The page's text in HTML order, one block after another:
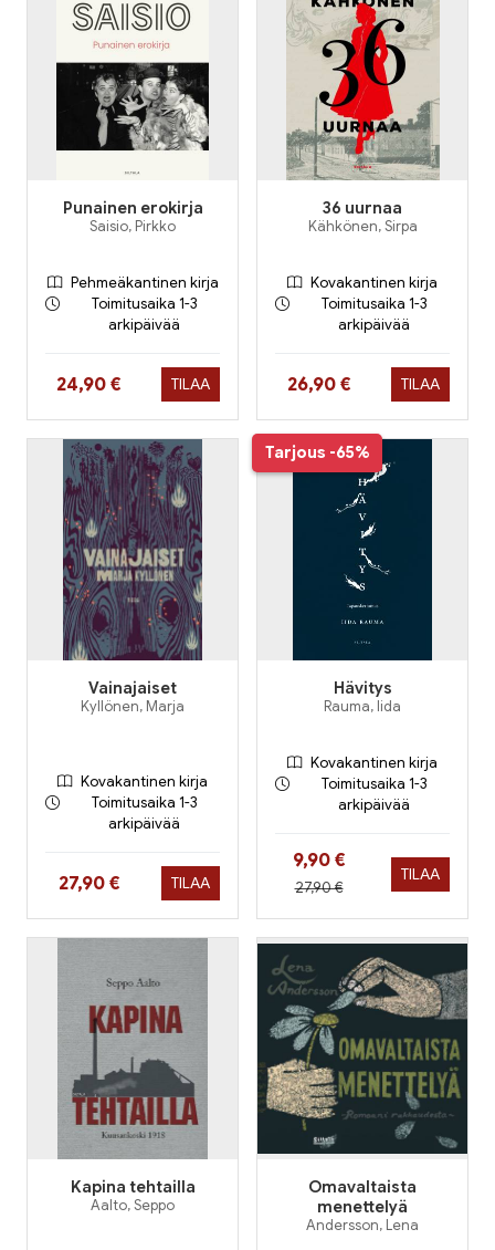
Punainen erokirja
Saisio, Pirkko
Pehmeäkantinen kirja
Toimitusaika 1-3
arkipäivää
Hinta nyt
24,90 € TILAA
36 uurnaa
Kähkönen, Sirpa
Kovakantinen kirja
Toimitusaika 1-3
arkipäivää
Hinta nyt
26,90 € TILAA
Vainajaiset
Kyllönen, Marja
Kovakantinen kirja
Toimitusaika 1-3
arkipäivää
Hinta nyt
27,90 € TILAA
Tarjous -65%
Hävitys
Rauma, Iida
Kovakantinen kirja
Toimitusaika 1-3
arkipäivää
Hinta nyt
9,90 €
Hinta aiemmin
27,90 €
TILAA
Kapina tehtailla
Aalto, Seppo
Omavaltaista
menettelyä
Andersson, Lena